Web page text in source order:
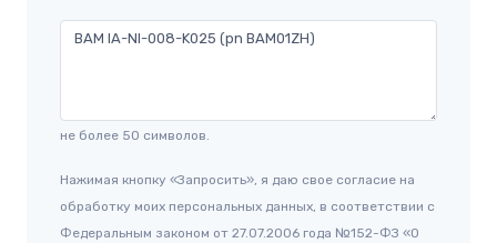
не более 50 символов.
Нажимая кнопку «Запросить», я даю свое согласие на
обработку моих персональных данных, в соответствии с
Федеральным законом от 27.07.2006 года №152-ФЗ «О